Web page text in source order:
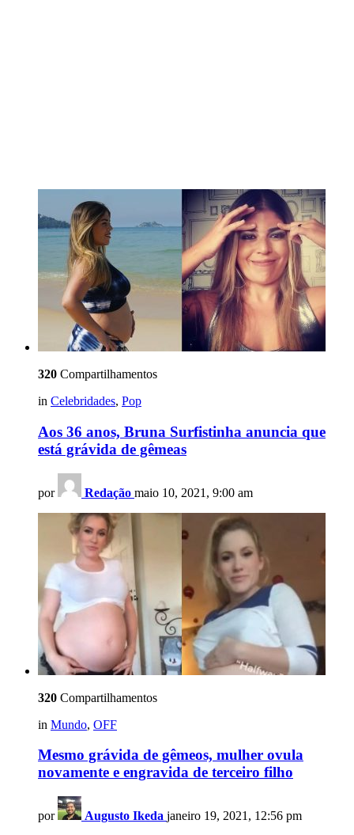
320 Compartilhamentos
in Celebridades, Pop
Aos 36 anos, Bruna Surfistinha anuncia que
está grávida de gêmeas
por Redação maio 10, 2021, 9:00 am
320 Compartilhamentos
in Mundo, OFF
Mesmo grávida de gêmeos, mulher ovula
novamente e engravida de terceiro filho
por Augusto Ikeda janeiro 19, 2021, 12:56 pm